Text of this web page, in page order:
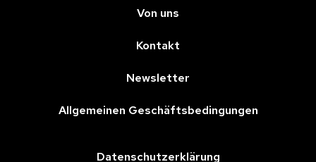
Von uns
Kontakt
Newsletter
Allgemeinen Geschäftsbedingungen
Datenschutzerklärung